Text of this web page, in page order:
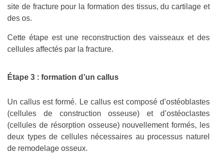
site de fracture pour la formation des tissus, du cartilage et
des os.
Cette étape est une reconstruction des vaisseaux et des
cellules affectés par la fracture.
Étape 3 : formation d’un callus
Un callus est formé. Le callus est composé d’ostéoblastes
(cellules de construction osseuse) et d’ostéoclastes
(cellules de résorption osseuse) nouvellement formés, les
deux types de cellules nécessaires au processus naturel
de remodelage osseux.